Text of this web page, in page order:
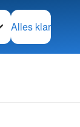
Alles klar